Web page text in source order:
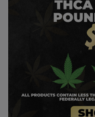
unterstützen,
ZYM von
fördert, die
optimiert.
Setup an und